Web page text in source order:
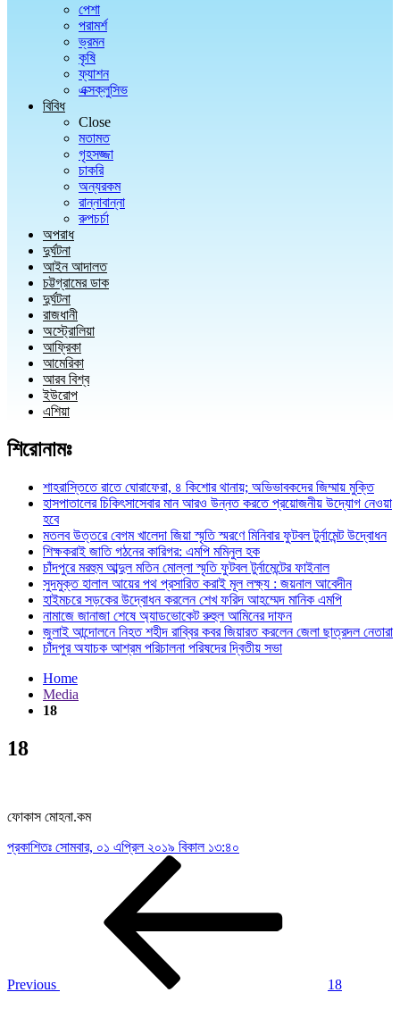
পেশা
পরামর্শ
ভ্রমন
কৃষি
ফ্যাশন
এক্সক্লুসিভ
বিবিধ
Close
মতামত
গৃহসজ্জা
চাকরি
অন্যরকম
রান্নাবান্না
রুপচর্চা
অপরাধ
দুর্ঘটনা
আইন আদালত
চট্টগ্রামের ডাক
দুর্ঘটনা
রাজধানী
অস্ট্রোলিয়া
আফ্রিকা
আমেরিকা
আরব বিশ্ব
ইউরোপ
এশিয়া
শিরোনামঃ
শাহরাস্তিতে রাতে ঘোরাফেরা, ৪ কিশোর থানায়; অভিভাবকদের জিম্মায় মুক্তি
হাসপাতালের চিকিৎসাসেবার মান আরও উন্নত করতে প্রয়োজনীয় উদ্যোগ নেওয়া
হবে
মতলব উত্তরে বেগম খালেদা জিয়া স্মৃতি স্মরণে মিনিবার ফুটবল টুর্নামেন্ট উদ্বোধন
শিক্ষকরাই জাতি গঠনের কারিগর: এমপি মমিনুল হক
চাঁদপুরে মরহুম আব্দুল মতিন মোল্লা স্মৃতি ফুটবল টুর্নামেন্টের ফাইনাল
সুদমুক্ত হালাল আয়ের পথ প্রসারিত করাই মূল লক্ষ্য : জয়নাল আবেদীন
হাইমচরে সড়কের উদ্বোধন করলেন শেখ ফরিদ আহম্মেদ মানিক এমপি
নামাজে জানাজা শেষে অ্যাডভোকেট রুহুল আমিনের দাফন
জুলাই আন্দোলনে নিহত শহীদ রাব্বির কবর জিয়ারত করলেন জেলা ছাত্রদল নেতারা
চাঁদপুর অযাচক আশ্রম পরিচালনা পরিষদের দ্বিতীয় সভা
Home
Media
18
18
ফোকাস মোহনা.কম
প্রকাশিতঃ সোমবার, ০১ এপ্রিল ২০১৯ বিকাল ১৩:৪০
Previous 18